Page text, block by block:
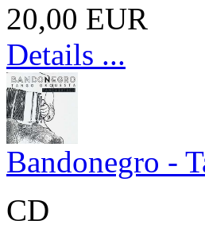
20,00 EUR
Details ...
Bandonegro -
CD